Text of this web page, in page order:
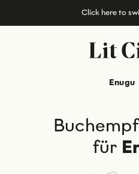
Enugu
für
Click here to